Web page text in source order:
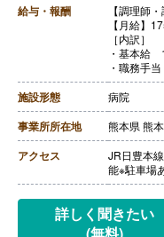
給与・報酬
【調理師
【月給】
［内訳］
・基本給
・職務手
［その他手
・精勤手
・休日手
・早出手
・扶養手
【賞与】
【通勤手当
【昇給】
【退職金】
施設形態 病院
事業所所在地 熊本県 熊
アクセス
JR日豊本
能※駐車場
詳しく聞きたい